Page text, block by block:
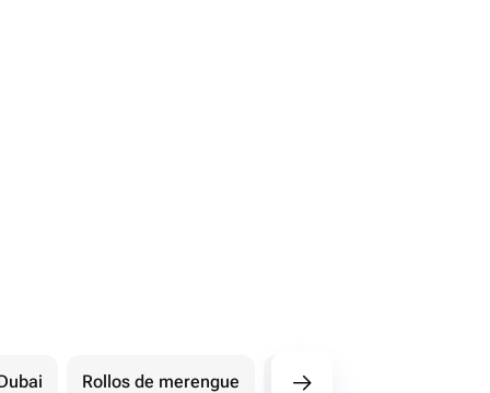
Rollos de merengue Pasteles de bebé